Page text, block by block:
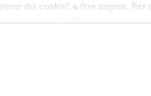
dei cookie” a fine pagina. Per
dellaCookie Policy.